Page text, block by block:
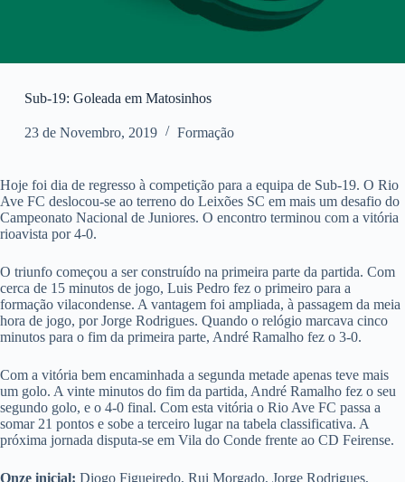
Sub-19: Goleada em Matosinhos
23 de Novembro, 2019 Formação
Hoje foi dia de regresso à competição para a equipa de Sub-19. O Rio
Ave FC deslocou-se ao terreno do Leixões SC em mais um desafio do
Campeonato Nacional de Juniores. O encontro terminou com a vitória
rioavista por 4-0.
O triunfo começou a ser construído na primeira parte da partida. Com
cerca de 15 minutos de jogo, Luis Pedro fez o primeiro para a
formação vilacondense. A vantagem foi ampliada, à passagem da meia
hora de jogo, por Jorge Rodrigues. Quando o relógio marcava cinco
minutos para o fim da primeira parte, André Ramalho fez o 3-0.
Com a vitória bem encaminhada a segunda metade apenas teve mais
um golo. A vinte minutos do fim da partida, André Ramalho fez o seu
segundo golo, e o 4-0 final. Com esta vitória o Rio Ave FC passa a
somar 21 pontos e sobe a terceiro lugar na tabela classificativa. A
próxima jornada disputa-se em Vila do Conde frente ao CD Feirense.
Onze inicial: Diogo Figueiredo, Rui Morgado, Jorge Rodrigues,